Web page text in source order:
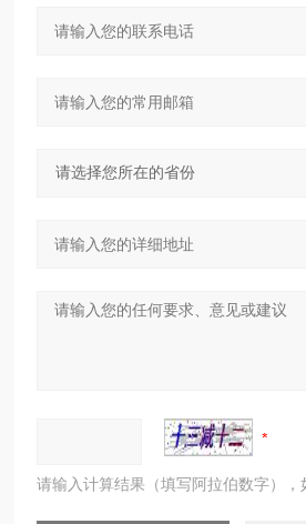
请输入计算结果（填写阿拉伯数字），